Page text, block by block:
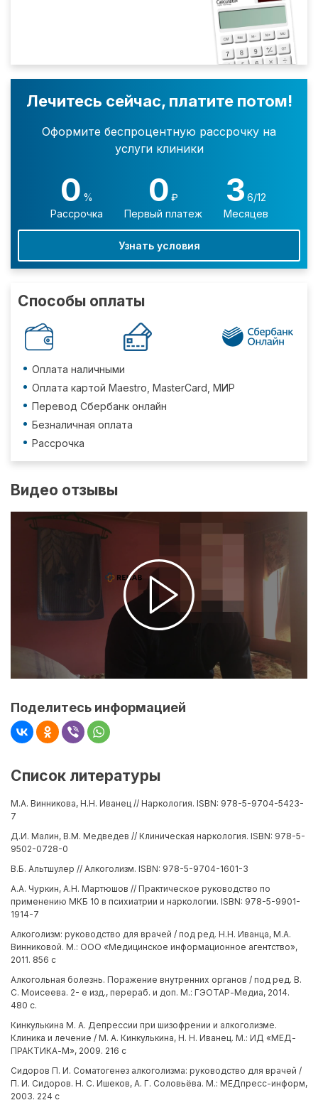
Лечитесь сейчас, платите потом!
Оформите беспроцентную рассрочку на
услуги клиники
0 %
Рассрочка
0 ₽
Первый платеж
3 6/12
Месяцев
Узнать условия
Способы оплаты
Оплата наличными
Оплата картой Maestro, MasterCard, МИР
Перевод Сбербанк онлайн
Безналичная оплата
Рассрочка
Видео отзывы
Поделитесь информацией
Список литературы
М.А. Винникова, Н.Н. Иванец // Наркология. ISBN: 978-5-9704-5423-
7
Д.И. Малин, В.М. Медведев // Клиническая наркология. ISBN: 978-5-
9502-0728-0
В.Б. Альтшулер // Алкоголизм. ISBN: 978-5-9704-1601-3
А.А. Чуркин, А.Н. Мартюшов // Практическое руководство по
применению МКБ 10 в психиатрии и наркологии. ISBN: 978-5-9901-
1914-7
Алкоголизм: руководство для врачей / под ред. Н.Н. Иванца, М.А.
Винниковой. М.: ООО «Медицинское информационное агентство»,
2011. 856 с
Алкогольная болезнь. Поражение внутренних органов / под ред. В.
С. Моисеева. 2- е изд., перераб. и доп. М.: ГЭОТАР-Медиа, 2014.
480 с.
Кинкулькина М. А. Депрессии при шизофрении и алкоголизме.
Клиника и лечение / М. А. Кинкулькина, Н. Н. Иванец. М.: ИД «МЕД-
ПРАКТИКА-М», 2009. 216 с
Сидоров П. И. Соматогенез алкоголизма: руководство для врачей /
П. И. Сидоров. Н. С. Ишеков, А. Г. Соловьёва. М.: МЕДпресс-информ,
2003. 224 с